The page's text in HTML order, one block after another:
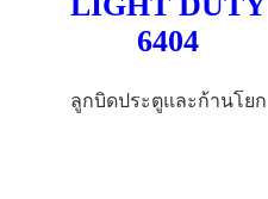
6404
ลูกบิดประตูและก้านโยก